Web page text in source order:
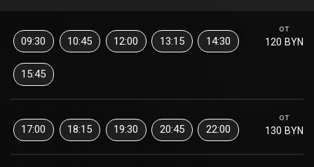
от
120 BYN
09:30 10:45 12:00 13:15 14:30
15:45
от
130 BYN
17:00 18:15 19:30 20:45 22:00